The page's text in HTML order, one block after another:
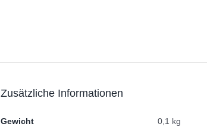
Zusätzliche Informationen
Gewicht 0,1 kg